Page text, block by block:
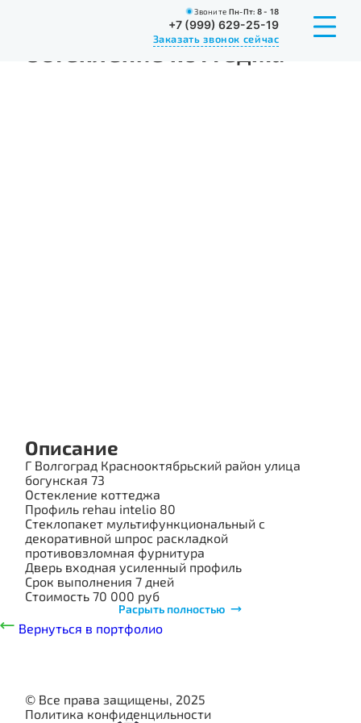
Звоните Пн-Пт: 8 - 18
+7 (999) 629-25-19
Заказать звонок сейчас
О КОМПАНИИ
ИНФОРМАЦИЯ
КОНТАКТЫ
Остекление Остекление
Остекление коттеджа
Описание
Г Волгоград Краснооктябрьский район улица
богунская 73
Остекление коттеджа
Профиль rehau intelio 80
Стеклопакет мультифункциональный с
декоративной шпрос раскладкой
противовзломная фурнитура
Дверь входная усиленный профиль
Срок выполнения 7 дней
Стоимость 70 000 руб
Расрыть полностью
Вернуться в портфолио
© Все права защищены, 2025
Политика конфиденцильности